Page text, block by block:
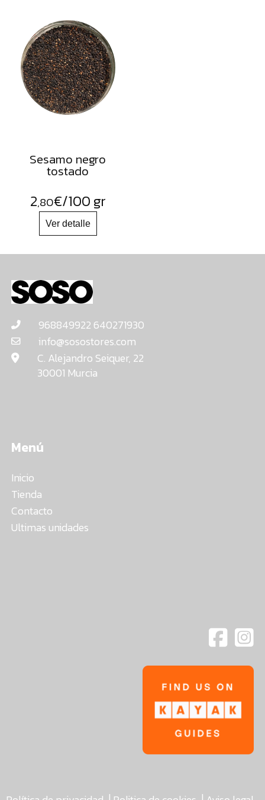
Sesamo negro
tostado
2,80€/100 gr
968849922 640271930
info@sosostores.com
C. Alejandro Seiquer, 22
30001 Murcia
Menú
Inicio
Tienda
Contacto
Ultimas unidades